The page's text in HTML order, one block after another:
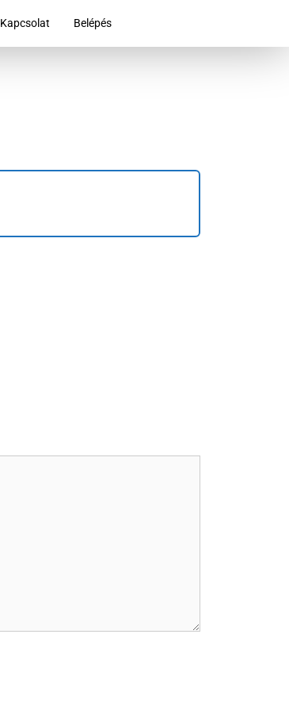
Kapcsolat Belépés